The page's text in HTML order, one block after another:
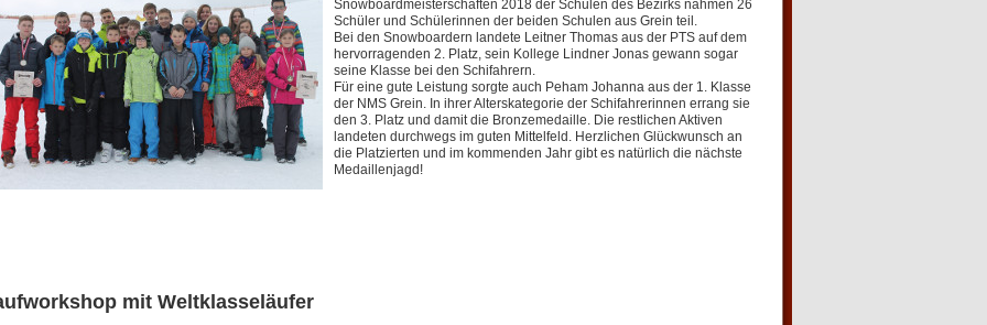
Snowboardmeisterschaften 2018 der Schulen des Bezirks nahmen 26
Schüler und Schülerinnen der beiden Schulen aus Grein teil.
Bei den Snowboardern landete Leitner Thomas aus der PTS auf dem
hervorragenden 2. Platz, sein Kollege Lindner Jonas gewann sogar
seine Klasse bei den Schifahrern.
Für eine gute Leistung sorgte auch Peham Johanna aus der 1. Klasse
der NMS Grein. In ihrer Alterskategorie der Schifahrerinnen errang sie
den 3. Platz und damit die Bronzemedaille. Die restlichen Aktiven
landeten durchwegs im guten Mittelfeld. Herzlichen Glückwunsch an
die Platzierten und im kommenden Jahr gibt es natürlich die nächste
Medaillenjagd!
mit Weltklasseläufer